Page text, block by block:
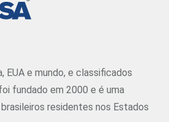
EUA e mundo, e classificados
fundado em 2000 e é uma
residentes nos Estados